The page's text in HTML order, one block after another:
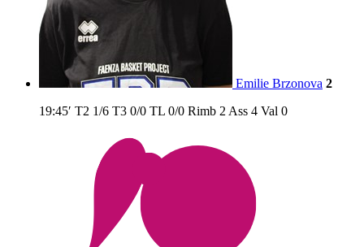
Emilie Brzonova 2
19:45′ T2 1/6 T3 0/0 TL 0/0 Rimb 2 Ass 4 Val 0